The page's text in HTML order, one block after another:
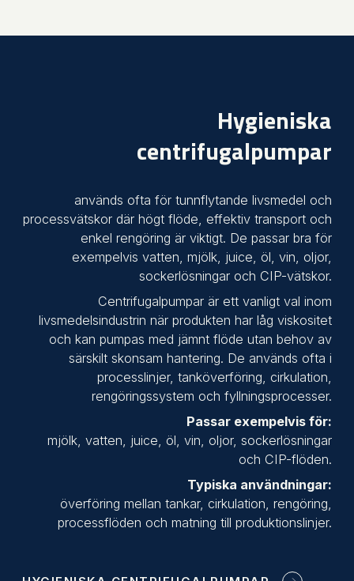
Hygieniska
centrifugalpumpar
används ofta för tunnflytande livsmedel och
processvätskor där högt flöde, effektiv transport och
enkel rengöring är viktigt. De passar bra för
exempelvis vatten, mjölk, juice, öl, vin, oljor,
sockerlösningar och CIP-vätskor.
Centrifugalpumpar är ett vanligt val inom
livsmedelsindustrin när produkten har låg viskositet
och kan pumpas med jämnt flöde utan behov av
särskilt skonsam hantering. De används ofta i
processlinjer, tanköverföring, cirkulation,
rengöringssystem och fyllningsprocesser.
Passar exempelvis för:
mjölk, vatten, juice, öl, vin, oljor, sockerlösningar
och CIP-flöden.
Typiska användningar:
överföring mellan tankar, cirkulation, rengöring,
processflöden och matning till produktionslinjer.